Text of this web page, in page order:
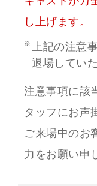
し上げます。
上記の注意
退場してい
注意事項に該
タッフにお声
ご来場中のお
力をお願い申